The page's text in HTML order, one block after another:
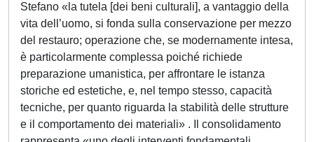
Stefano «la tutela [dei beni culturali], a vantaggio della
vita dell’uomo, si fonda sulla conservazione per mezzo
del restauro; operazione che, se modernamente intesa,
è particolarmente complessa poiché richiede
preparazione umanistica, per affrontare le istanza
storiche ed estetiche, e, nel tempo stesso, capacità
tecniche, per quanto riguarda la stabilità delle strutture
e il comportamento dei materiali» . Il consolidamento